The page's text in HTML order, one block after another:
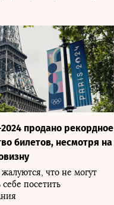
продано рекордное
билетов, несмотря на
что не могут
себе посетить